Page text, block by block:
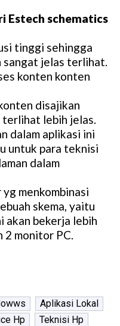
Estech schematics
tinggi sehingga
sangat jelas terlihat.
konten konten
disajikan
terlihat lebih jelas.
dalam aplikasi ini
untuk para teknisi
dalam
menkombinasi
skema, yaitu
akan bekerja lebih
2 monitor PC.
Aplikasi Lokal
Hp Teknisi Hp